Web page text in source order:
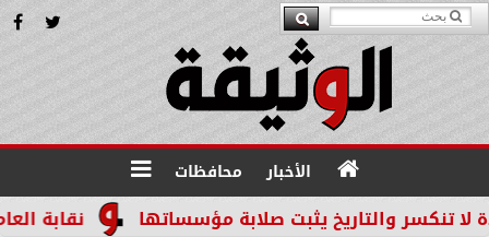
الأخبار محافظات
نقابة والتاريخ يثبت صلابة مؤسساتها